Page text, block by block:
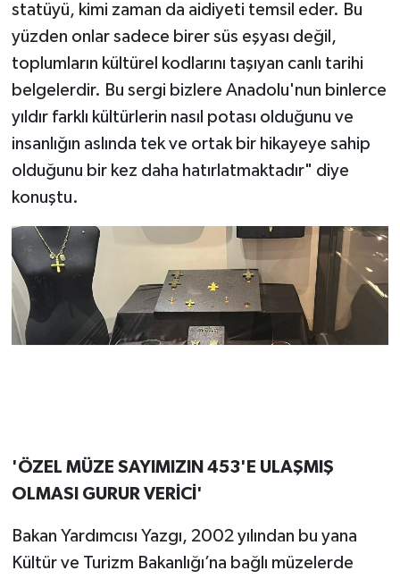
statüyü, kimi zaman da aidiyeti temsil eder. Bu
yüzden onlar sadece birer süs eşyası değil,
toplumların kültürel kodlarını taşıyan canlı tarihi
belgelerdir. Bu sergi bizlere Anadolu'nun binlerce
yıldır farklı kültürlerin nasıl potası olduğunu ve
insanlığın aslında tek ve ortak bir hikayeye sahip
olduğunu bir kez daha hatırlatmaktadır" diye
konuştu.
'ÖZEL MÜZE SAYIMIZIN 453'E ULAŞMIŞ
OLMASI GURUR VERİCİ'
Bakan Yardımcısı Yazgı, 2002 yılından bu yana
Kültür ve Turizm Bakanlığı’na bağlı müzelerde